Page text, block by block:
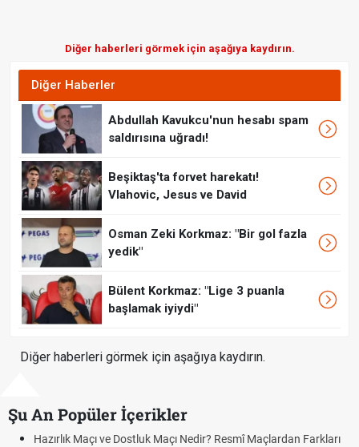
Diğer haberleri görmek için aşağıya kaydırın.
Diğer Haberler
Abdullah Kavukcu'nun hesabı spam
saldırısına uğradı!
Beşiktaş'ta forvet harekatı!
Vlahovic, Jesus ve David
Osman Zeki Korkmaz: "Bir gol fazla
yedik"
Bülent Korkmaz: "Lige 3 puanla
başlamak iyiydi"
Diğer haberleri görmek için aşağıya kaydırın.
Şu An Popüler İçerikler
Maçı ve Dostluk Maçı Nedir? Resmî Maçlardan Farkları
Puan